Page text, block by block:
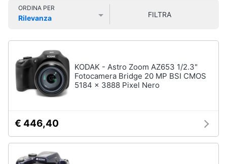
Videogiochi
e
Clima
Brico
e
Giardinaggio
action
cam
Hero
Gopro
hero
tutti
ORDINA PER
Rilevanza
FILTRA
KODAK - Astro Zoom AZ653 1/2.3"
Fotocamera Bridge 20 MP BSI CMOS
5184 x 3888 Pixel Nero
€ 446,40